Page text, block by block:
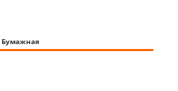
Бумажная